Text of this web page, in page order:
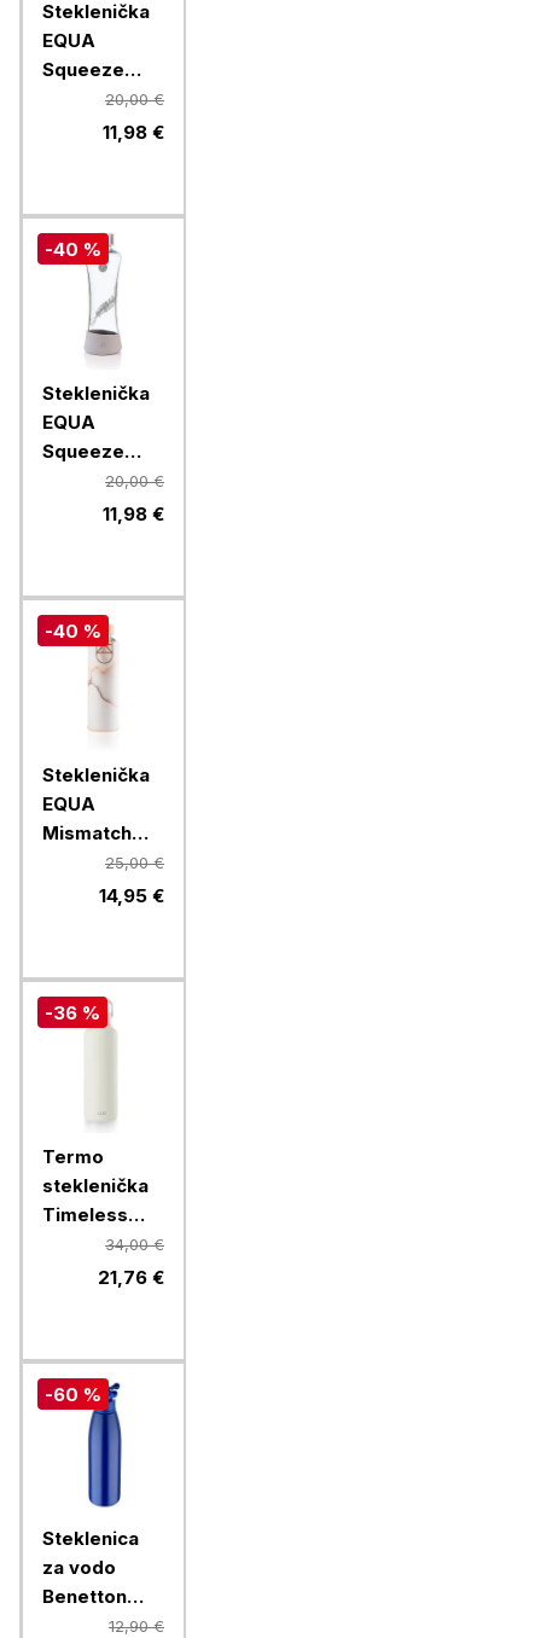
Steklenička
EQUA
Squeeze
Magnolia,
20,00 €
11,98 €
-40 %
Steklenička
EQUA
Squeeze
Feather, 550
20,00 €
11,98 €
-40 %
Steklenička
EQUA
Mismatch
Lava, 750 ml
25,00 €
14,95 €
-36 %
Termo
steklenička
Timeless
Equa, 600
ml, bela
34,00 €
21,76 €
-60 %
Steklenica
za vodo
Benetton
Rainbow 750
12,90 €